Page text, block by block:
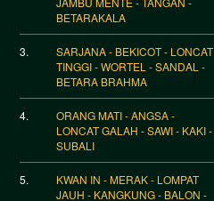
BETARAKALA
3.
SARJANA - BEKICOT - LONCAT
TINGGI - WORTEL - SANDAL -
BETARA BRAHMA
4.
ORANG MATI - ANGSA -
LONCAT GALAH - SAWI - KAKI -
SUBALI
5.
KWAN IN - MERAK - LOMPAT
JAUH - KANGKUNG - BALON -